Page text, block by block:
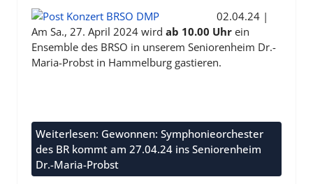
02.04.24 |
Am Sa., 27. April 2024 wird ab 10.00 Uhr ein
Ensemble des BRSO in unserem Seniorenheim Dr.-
Maria-Probst in Hammelburg gastieren.
Weiterlesen: Gewonnen: Symphonieorchester
des BR kommt am 27.04.24 ins Seniorenheim
Dr.-Maria-Probst